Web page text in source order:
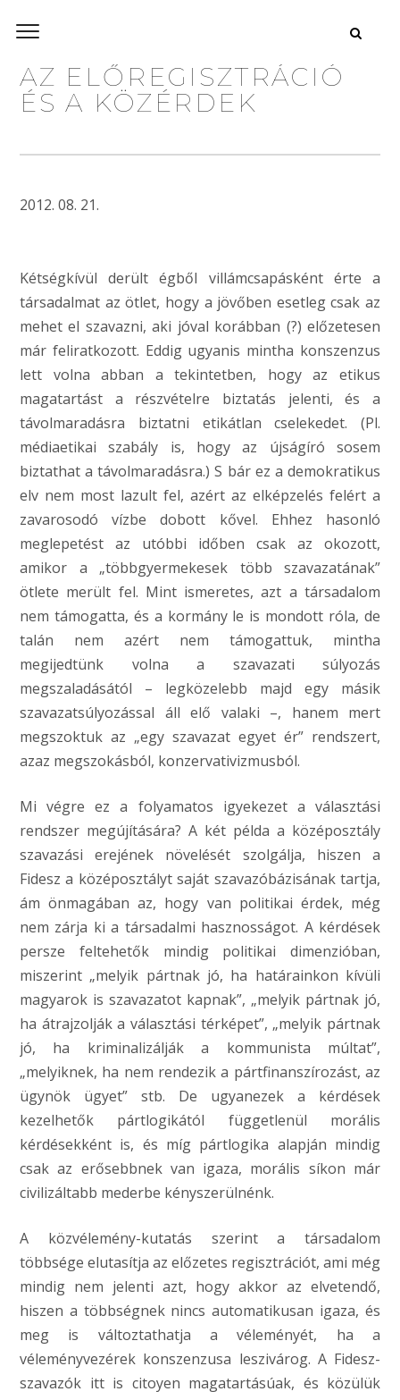
AZ ELŐREGISZTRÁCIÓ
ÉS A KÖZÉRDEK
2012. 08. 21.
Kétségkívül derült égből villámcsapásként érte a
társadalmat az ötlet, hogy a jövőben esetleg csak az
mehet el szavazni, aki jóval korábban (?) előzetesen
már feliratkozott. Eddig ugyanis mintha konszenzus
lett volna abban a tekintetben, hogy az etikus
magatartást a részvételre biztatás jelenti, és a
távolmaradásra biztatni etikátlan cselekedet. (Pl.
médiaetikai szabály is, hogy az újságíró sosem
biztathat a távolmaradásra.) S bár ez a demokratikus
elv nem most lazult fel, azért az elképzelés felért a
zavarosodó vízbe dobott kővel. Ehhez hasonló
meglepetést az utóbbi időben csak az okozott,
amikor a „többgyermekesek több szavazatának”
ötlete merült fel. Mint ismeretes, azt a társadalom
nem támogatta, és a kormány le is mondott róla, de
talán nem azért nem támogattuk, mintha
megijedtünk volna a szavazati súlyozás
megszaladásától – legközelebb majd egy másik
szavazatsúlyozással áll elő valaki –, hanem mert
megszoktuk az „egy szavazat egyet ér” rendszert,
azaz megszokásból, konzervativizmusból.
Mi végre ez a folyamatos igyekezet a választási
rendszer megújítására? A két példa a középosztály
szavazási erejének növelését szolgálja, hiszen a
Fidesz a középosztályt saját szavazóbázisának tartja,
ám önmagában az, hogy van politikai érdek, még
nem zárja ki a társadalmi hasznosságot. A kérdések
persze feltehetők mindig politikai dimenzióban,
miszerint „melyik pártnak jó, ha határainkon kívüli
magyarok is szavazatot kapnak”, „melyik pártnak jó,
ha átrajzolják a választási térképet”, „melyik pártnak
jó, ha kriminalizálják a kommunista múltat”,
„melyiknek, ha nem rendezik a pártfinanszírozást, az
ügynök ügyet” stb. De ugyanezek a kérdések
kezelhetők pártlogikától függetlenül morális
kérdésekként is, és míg pártlogika alapján mindig
csak az erősebbnek van igaza, morális síkon már
civilizáltabb mederbe kényszerülnénk.
A közvélemény-kutatás szerint a társadalom
többsége elutasítja az előzetes regisztrációt, ami még
mindig nem jelenti azt, hogy akkor az elvetendő,
hiszen a többségnek nincs automatikusan igaza, és
meg is változtathatja a véleményét, ha a
véleményvezérek konszenzusa leszivárog. A Fidesz-
szavazók itt is citoyen magatartásúak, és közülük